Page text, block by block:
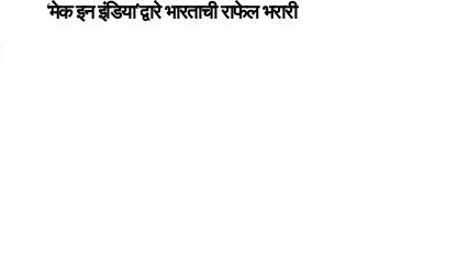
‘मेक इन इंडिया’द्वारे भारताची राफेल भरारी